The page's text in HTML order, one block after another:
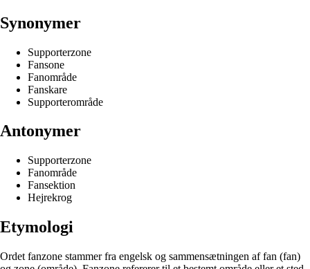
Synonymer
Supporterzone
Fansone
Fanområde
Fanskare
Supporterområde
Antonymer
Supporterzone
Fanområde
Fansektion
Hejrekrog
Etymologi
Ordet fanzone stammer fra engelsk og sammensætningen af ​​fan (fan)